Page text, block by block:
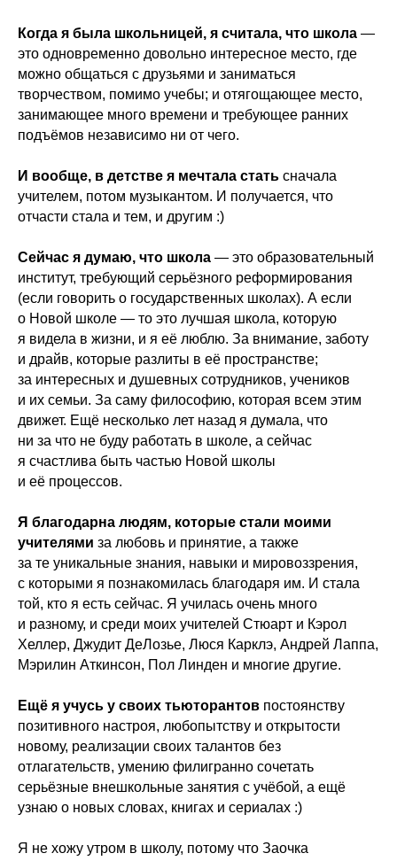
Когда я была школьницей, я считала, что школа —
это одновременно довольно интересное место, где
можно общаться с друзьями и заниматься
творчеством, помимо учебы; и отягощающее место,
занимающее много времени и требующее ранних
подъёмов независимо ни от чего.
И вообще, в детстве я мечтала стать сначала
учителем, потом музыкантом. И получается, что
отчасти стала и тем, и другим :)
Сейчас я думаю, что школа — это образовательный
институт, требующий серьёзного реформирования
(если говорить о государственных школах). А если
о Новой школе — то это лучшая школа, которую
я видела в жизни, и я её люблю. За внимание, заботу
и драйв, которые разлиты в её пространстве;
за интересных и душевных сотрудников, учеников
и их семьи. За саму философию, которая всем этим
движет. Ещё несколько лет назад я думала, что
ни за что не буду работать в школе, а сейчас
я счастлива быть частью Новой школы
и её процессов.
Я благодарна людям, которые стали моими
учителями за любовь и принятие, а также
за те уникальные знания, навыки и мировоззрения,
с которыми я познакомилась благодаря им. И стала
той, кто я есть сейчас. Я училась очень много
и разному, и среди моих учителей Стюарт и Кэрол
Хеллер, Джудит ДеЛозье, Люся Карклэ, Андрей Лаппа,
Мэрилин Аткинсон, Пол Линден и многие другие.
Ещё я учусь у своих тьюторантов постоянству
позитивного настроя, любопытству и открытости
новому, реализации своих талантов без
отлагательств, умению филигранно сочетать
серьёзные внешкольные занятия с учёбой, а ещё
узнаю о новых словах, книгах и сериалах :)
Я не хожу утром в школу, потому что Заочка